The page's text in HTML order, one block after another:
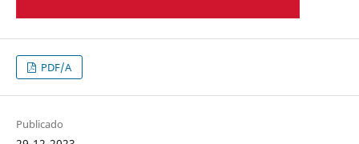
PDF/A
Publicado